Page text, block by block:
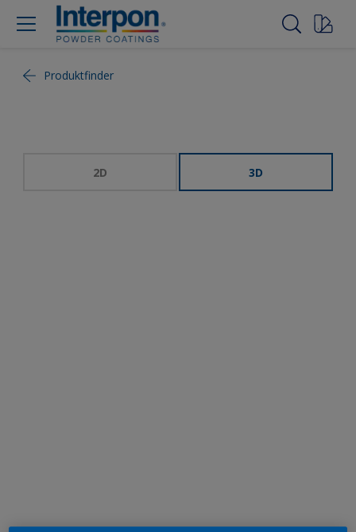
Produktfinder
2D 3D